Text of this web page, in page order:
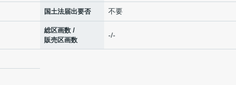
国土法届出要否 不要
総区画数 /
販売区画数
-/-